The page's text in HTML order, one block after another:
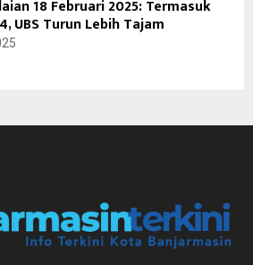
18 Februari 2025: Termasuk
UBS Turun Lebih Tajam